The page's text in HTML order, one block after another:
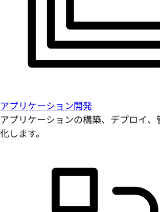
アプリケーション開発
アプリケーションの構築、デプロイ
化します。